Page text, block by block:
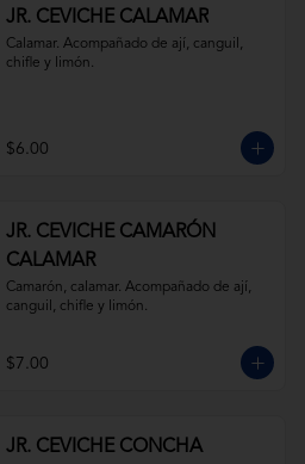
JR. CEVICHE CALAMAR
Calamar. Acompañado de ají, canguil,
chifle y limón.
$6.00
JR. CEVICHE CAMARÓN
CALAMAR
Camarón, calamar. Acompañado de ají,
canguil, chifle y limón.
$7.00
JR. CEVICHE CONCHA